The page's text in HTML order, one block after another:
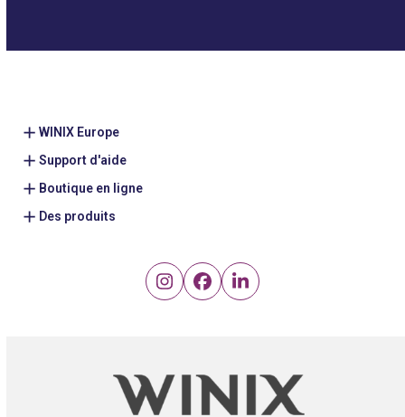
WINIX Europe
Support d'aide
Boutique en ligne
Des produits
Instagram
FacebookLinkedIn